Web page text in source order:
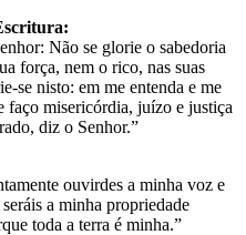
Não se glorie o sabedoria
força, nem o rico, nas suas
se nisto: em me entenda e me
faço misericórdia, juízo e justiça
diz o Senhor.”
ouvirdes a minha voz e
a minha propriedade
toda a terra é minha.”